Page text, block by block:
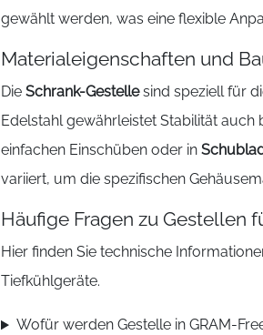
gewählt werden, was eine flexible
Materialeigenschaften und
Die Schrank-Gestellesind speziell für
Edelstahl gewährleistet Stabilität
einfachen Einschüben oder in
variiert, um die spezifischen
Häufige Fragen zu Gestellen
Hier finden Sie technische
Tiefkühlgeräte.
Wofür werden Gestelle in GRAM-